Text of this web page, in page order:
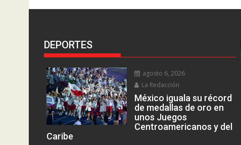
DEPORTES
agosto 6, 2026
La Redacción
México iguala su récord
de medallas de oro en
unos Juegos
Centroamericanos y del
Caribe